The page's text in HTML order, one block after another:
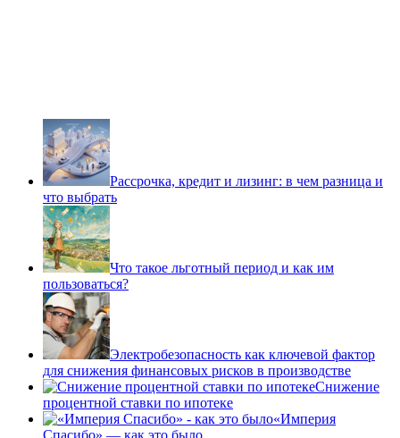
Рассрочка, кредит и лизинг: в чем разница и
что выбрать
Что такое льготный период и как им
пользоваться?
Электробезопасность как ключевой фактор
для снижения финансовых рисков в производстве
Снижение
процентной ставки по ипотеке
«Империя
Спасибо» — как это было